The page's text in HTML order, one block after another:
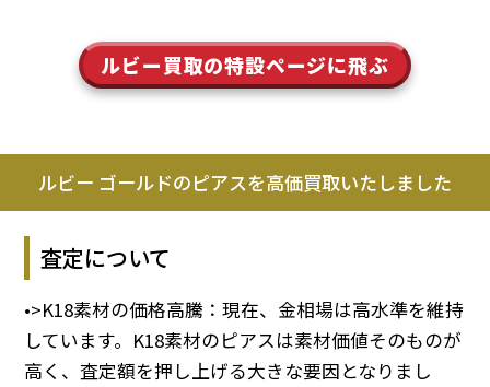
ルビー買取の特設ページに飛ぶ
ルビー ゴールドのピアスを高価買取いたしました
査定について
•>K18素材の価格高騰：現在、金相場は高水準を維持
しています。K18素材のピアスは素材価値そのものが
高く、査定額を押し上げる大きな要因となりまし